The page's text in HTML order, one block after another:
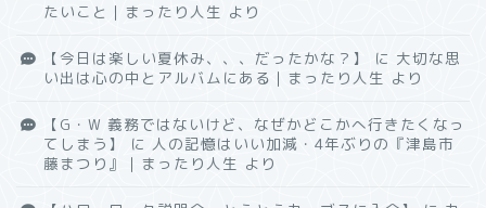
たいこと｜まったり人生 より
【今日は楽しい夏休み、、、だったかな？】 に 大切な思
い出は心の中とアルバムにある｜まったり人生 より
【G・W 義務ではないけど、なぜかどこかへ行きたくなっ
てしまう】
に 人の記憶はいい加減・4年ぶりの『津島市
藤まつり』｜まったり人生 より